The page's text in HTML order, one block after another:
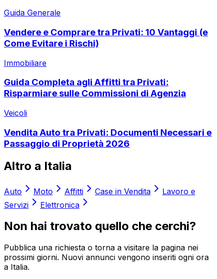
Guida Generale
Vendere e Comprare tra Privati: 10 Vantaggi (e
Come Evitare i Rischi)
Immobiliare
Guida Completa agli Affitti tra Privati:
Risparmiare sulle Commissioni di Agenzia
Veicoli
Vendita Auto tra Privati: Documenti Necessari e
Passaggio di Proprietà 2026
Altro a Italia
Auto Moto Affitti Case in Vendita
Lavoro e
Servizi
Elettronica
Non hai trovato quello che cerchi?
Pubblica una richiesta o torna a visitare la pagina nei
prossimi giorni. Nuovi annunci vengono inseriti ogni ora
a Italia.